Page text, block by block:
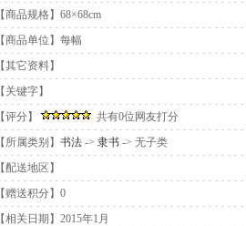
【商品规格】68×68cm
【商品单位】每幅
【其它资料】
【关键字】
【评分】
共有0位网友打分
【所属类别】 书法 -> 隶书 -> 无子类
【配送地区】
【赠送积分】0
【相关日期】2015年1月